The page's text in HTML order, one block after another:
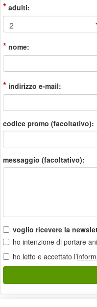
* adulti:
* nome:
* indirizzo e-mail:
codice promo (facoltativo):
messaggio (facoltativo):
voglio ricevere la
ho intenzione di portare
ho letto e accettato l’